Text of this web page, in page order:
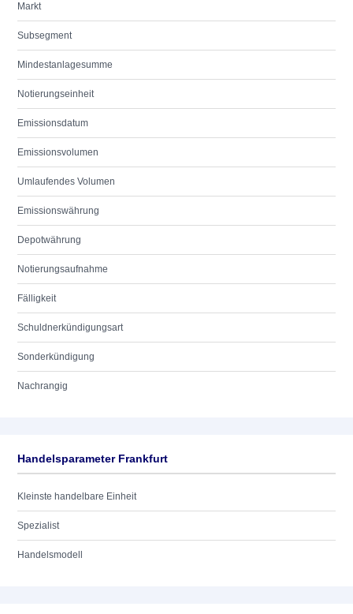
Markt
Subsegment
Mindestanlagesumme
Notierungseinheit
Emissionsdatum
Emissionsvolumen
Umlaufendes Volumen
Emissionswährung
Depotwährung
Notierungsaufnahme
Fälligkeit
Schuldnerkündigungsart
Sonderkündigung
Nachrangig
Handelsparameter Frankfurt
Kleinste handelbare Einheit
Spezialist
Handelsmodell